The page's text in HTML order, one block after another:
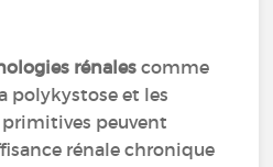
rénales comme
polykystose et les
peuvent
rénale chronique